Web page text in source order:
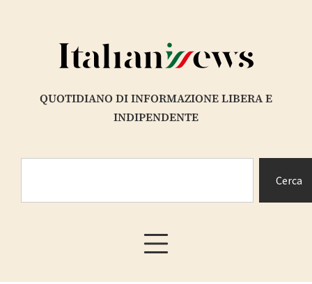
QUOTIDIANO DI INFORMAZIONE LIBERA E
INDIPENDENTE
Cerca